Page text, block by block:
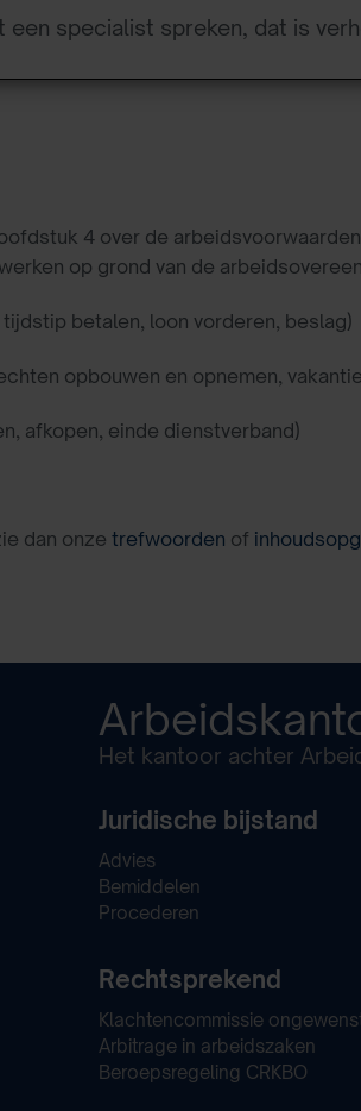
een specialist spreken, dat is
4 over de
op grond van de
tijdstip betalen, loon vorderen, beslag)
opbouwen en opnemen,
afkopen, einde dienstverband)
dan onze trefwoorden of
Het kantoor achter
Juridische bijstand
Advies
Bemiddelen
Procederen
Rechtsprekend
Klachtencommissie
Arbitrage in arbeidszaken
Beroepsregeling CRKBO